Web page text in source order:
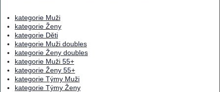
kategorie Muži
kategorie Ženy
kategorie Děti
kategorie Muži doubles
kategorie Ženy doubles
kategorie Muži 55+
kategorie Ženy 55+
kategorie Týmy Muži
kategorie Týmy Ženy